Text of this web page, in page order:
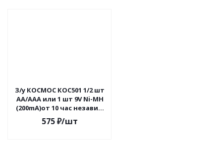
З/у КОСМОС КОС501 1/2 шт
AA/AAA или 1 шт 9V Ni-MH
(200mA)от 10 час независ.
каналы склад вилка 220V
575₽/шт